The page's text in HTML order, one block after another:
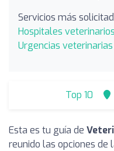
Servicios más
Hospitales
Urgencias
Top 10
Esta es tu guía de
reunido las opciones de